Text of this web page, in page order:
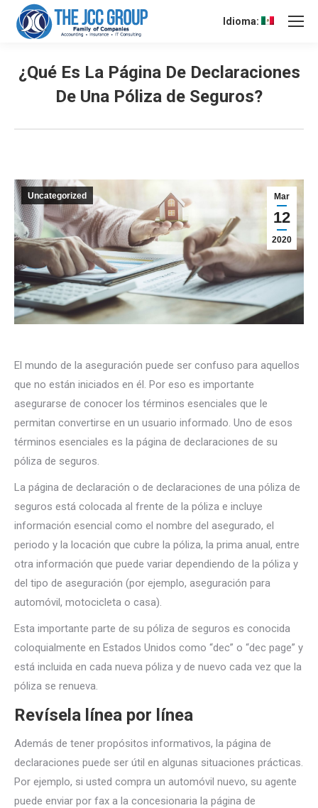
Idioma:
¿Qué Es La Página De Declaraciones
De Una Póliza de Seguros?
Mar
12
2020
Uncategorized
El mundo de la aseguración puede ser confuso para aquellos
que no están iniciados en él. Por eso es importante
asegurarse de conocer los términos esenciales que le
permitan convertirse en un usuario informado. Uno de esos
términos esenciales es la página de declaraciones de su
póliza de seguros.
La página de declaración o de declaraciones de una póliza de
seguros está colocada al frente de la póliza e incluye
información esencial como el nombre del asegurado, el
periodo y la locación que cubre la póliza, la prima anual, entre
otra información que puede variar dependiendo de la póliza y
del tipo de aseguración (por ejemplo, aseguración para
automóvil, motocicleta o casa).
Esta importante parte de su póliza de seguros es conocida
coloquialmente en Estados Unidos como “dec” o “dec page” y
está incluida en cada nueva póliza y de nuevo cada vez que la
póliza se renueva.
Revísela línea por línea
Además de tener propósitos informativos, la página de
declaraciones puede ser útil en algunas situaciones prácticas.
Por ejemplo, si usted compra un automóvil nuevo, su agente
puede enviar por fax a la concesionaria la página de